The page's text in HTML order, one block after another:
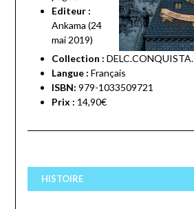
Editeur :
Ankama (24
mai 2019)
Collection : DELC.CONQUISTA.
Langue : Français
ISBN: 979-1033509721
Prix : 14,90€
HISTOIRE